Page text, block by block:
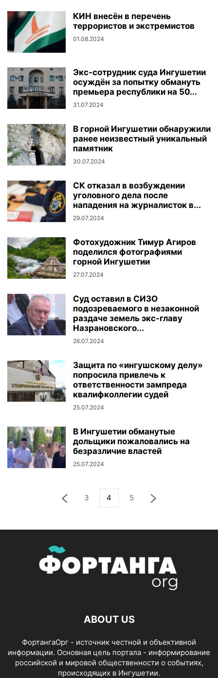
КИН внесён в перечень
террористов и экстремистов
01.08.2024
Экс-сотрудник суда Ингушетии
осуждён за попытку обмануть
премьера республики на 50...
31.07.2024
В горной Ингушетии обнаружили
ранее неизвестный уникальный
памятник
30.07.2024
СК отказал в возбуждении
уголовного дела после
нападения на журналисток в...
29.07.2024
Фотохудожник Тимур Агиров
поделился фотографиями
горной Ингушетии
27.07.2024
Суд оставил в СИЗО
подозреваемого в незаконной
раздаче земель экс-главу
Назрановского...
26.07.2024
Защита по «ингушскому делу»
попросила привлечь к
ответственности зампреда
квалифколлегии судей
25.07.2024
В Ингушетии обманутые
дольщики пожаловались на
безразличие властей
25.07.2024
3 4 5
ABOUT US
ФортангаОрг - источник честной и объективной
информации. Основная цель портала - информирование
российской и мировой общественности о событиях,
происходящих в Ингушетии.